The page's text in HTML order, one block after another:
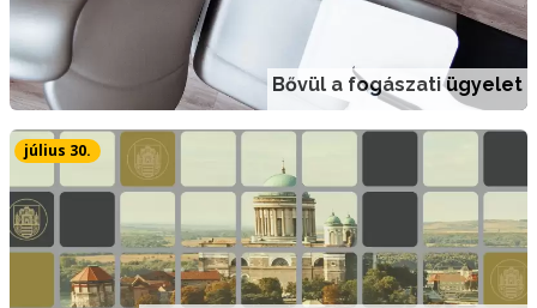
Bővül a fogászati ügyelet
július 30.